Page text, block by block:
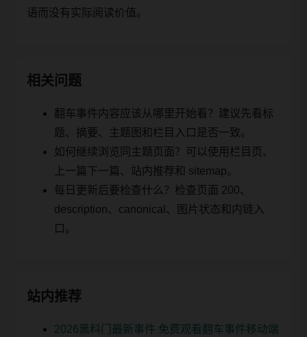
语而没有实际阅读价值。
相关问题
翻车事件内容应该从哪里开始看？建议先看标
题、摘要、主题图和栏目入口是否一致。
如何继续浏览同主题页面？可以使用栏目页、
上一篇下一篇、站内推荐和 sitemap。
每日更新后要检查什么？检查页面 200、
description、canonical、图片状态和内链入
口。
站内推荐
2026黑料门最新事件 免费观看翻车事件移动端